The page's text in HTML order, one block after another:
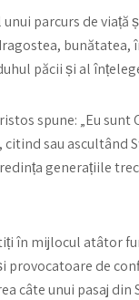
parcurs de
păcii și al
spune: „Eu sunt
citind sau
generațiile
în mijlocul atâtor
provocatoare de
câte unui pasaj